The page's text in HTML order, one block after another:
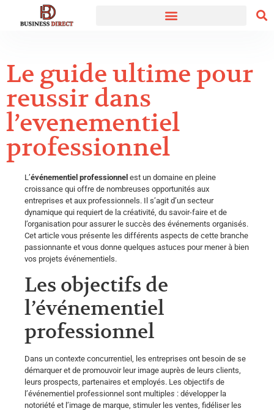
Le guide ultime pour
reussir dans
l’evenementiel
professionnel
L’événementiel professionnel est un domaine en pleine
croissance qui offre de nombreuses opportunités aux
entreprises et aux professionnels. Il s’agit d’un secteur
dynamique qui requiert de la créativité, du savoir-faire et de
l’organisation pour assurer le succès des événements organisés.
Cet article vous présente les différents aspects de cette branche
passionnante et vous donne quelques astuces pour mener à bien
vos projets événementiels.
Les objectifs de
l’événementiel
professionnel
Dans un contexte concurrentiel, les entreprises ont besoin de se
démarquer et de promouvoir leur image auprès de leurs clients,
leurs prospects, partenaires et employés. Les objectifs de
l’événementiel professionnel sont multiples : développer la
notoriété et l’image de marque, stimuler les ventes, fidéliser les